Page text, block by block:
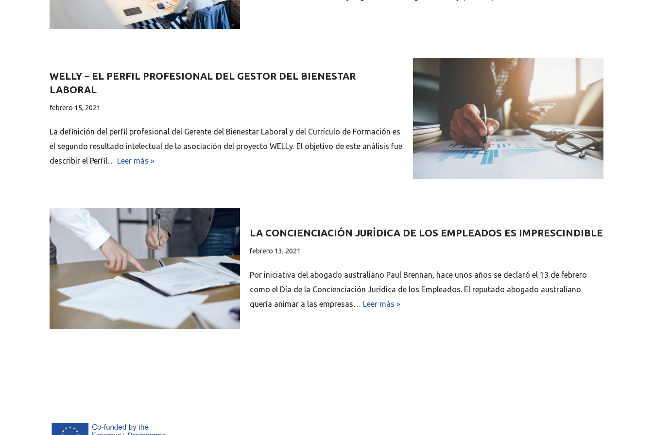
WELLY – EL PERFIL PROFESIONAL DEL GESTOR DEL BIENESTAR
LABORAL
febrero 15, 2021
La definición del perfil profesional del Gerente del Bienestar Laboral y del Currículo de Formación es
el segundo resultado intelectual de la asociación del proyecto WELLy. El objetivo de este análisis fue
describir el Perfil… Leer más »
LA CONCIENCIACIÓN JURÍDICA DE LOS EMPLEADOS ES IMPRESCINDIBLE
febrero 13, 2021
Por iniciativa del abogado australiano Paul Brennan, hace unos años se declaró el 13 de febrero
como el Día de la Concienciación Jurídica de los Empleados. El reputado abogado australiano
quería animar a las empresas… Leer más »